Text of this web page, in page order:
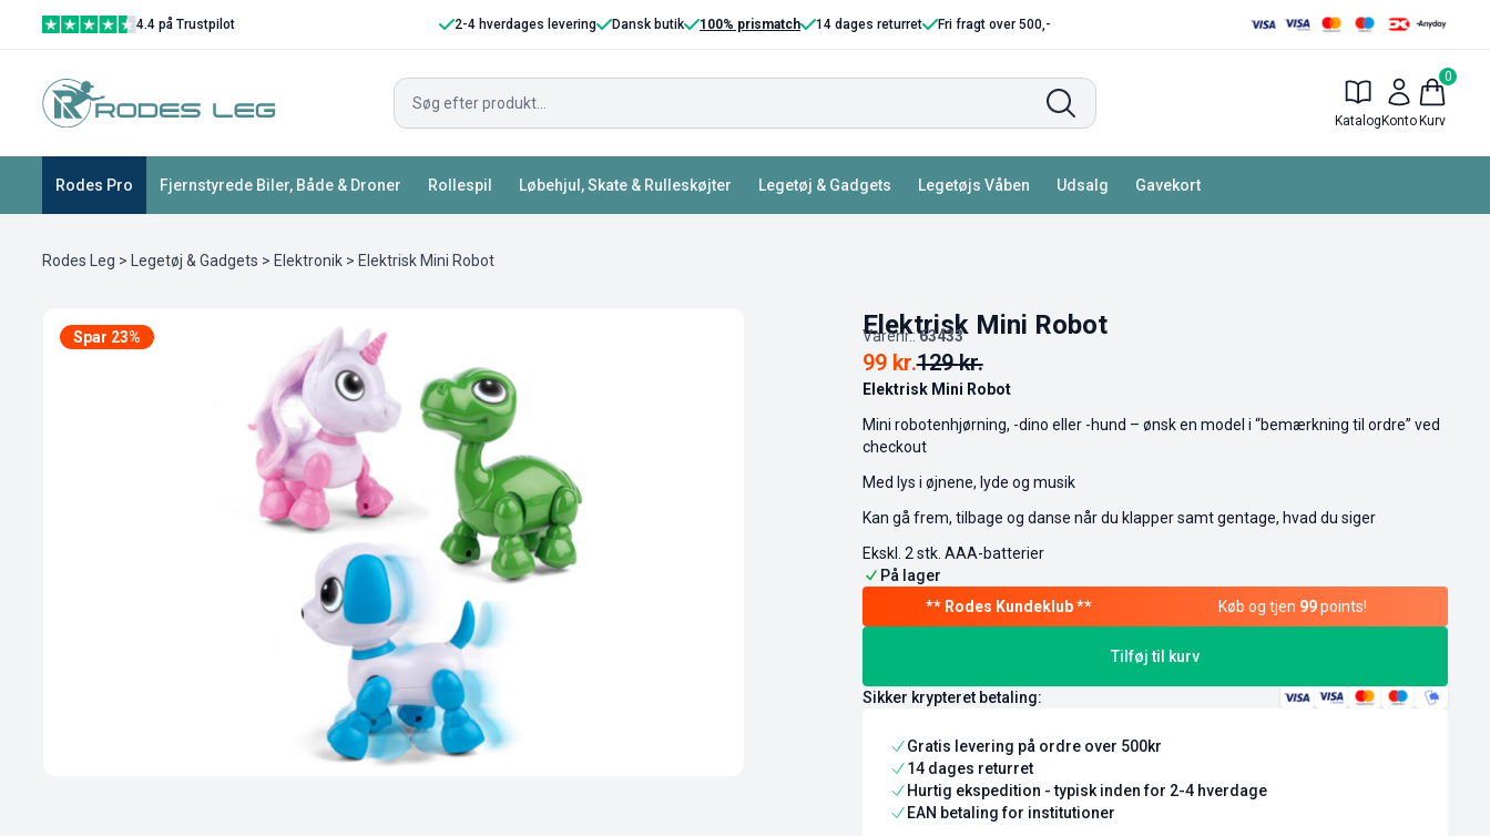
4.4 på Trustpilot 2-4 hverdages levering Dansk butik 100% prismatch 14 dages returret Fri fragt over 500,-
Katalog Konto
0
Kurv
Rodes Pro Fjernstyrede Biler, Både & Droner Rollespil Løbehjul, Skate & Rulleskøjter Legetøj & Gadgets Legetøjs Våben Udsalg Gavekort
Rodes Leg > Legetøj & Gadgets > Elektronik > Elektrisk Mini Robot
Spar 23% Elektrisk Mini Robot
Varenr.:63433
129kr.
99 kr.
Elektrisk Mini Robot
Mini robotenhjørning, -dino eller -hund – ønsk en model i “bemærkning til ordre” ved
checkout
Med lys i øjnene, lyde og musik
Kan gå frem, tilbage og danse når du klapper samt gentage, hvad du siger
Ekskl. 2 stk. AAA-batterier
På lager
Køb og tjen 99points!
Tilføj til kurv
Sikker krypteret betaling:
Gratis levering på ordre over 500kr
14 dages returret
Hurtig ekspedition - typisk inden for 2-4 hverdage
EAN betaling for institutioner